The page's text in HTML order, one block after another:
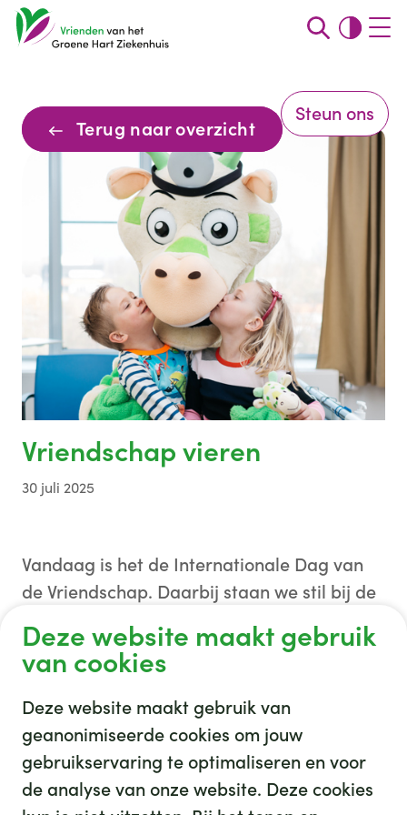
Steun ons
Terug naar overzicht
Vriendschap vieren
30 juli 2025
Vandaag is het de Internationale Dag van
de Vriendschap. Daarbij staan we stil bij de
Dankzij onze Vrienden kunnen wij namelijk
zo veel mooie projecten realiseren in het
ziekenhuis voor patiënten van jong tot oud.
En daar zijn wij heel blij mee! Vrienden
Deze website maakt gebruik
van cookies
Deze website maakt gebruik van
geanonimiseerde cookies om jouw
gebruikservaring te optimaliseren en voor
de analyse van onze website. Deze cookies